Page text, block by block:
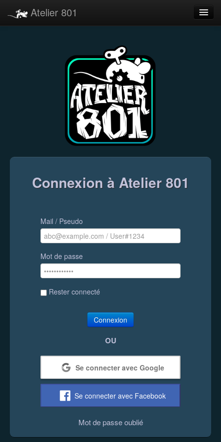
Atelier 801
Connexion à Atelier 801
Mail / Pseudo
Mot de passe
Rester connecté
Connexion
OU
Se connecter avec Google
Se connecter avec Facebook
Mot de passe oublié